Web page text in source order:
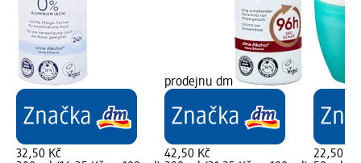
32,50 Kč
prodejnu dm
42,50 Kč
22,50 Kč